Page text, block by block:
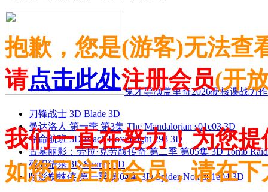
鬼才导演盖里奇2026硬核谍战力
刀锋战士 3D Blade 3D
曼达洛人 第一季 第3集 The Mandalorian s01e03 3D
夺命航班 3D Black Box: Flight 298 3D
古墓丽影：劳拉·克劳馥传奇 第二季 第05集 3D Tomb
残阳猎杀 3D Sunray 3D
暗影蜘蛛侠 第一季 第04集 3D Spider-Noir s01e04 3D
抱歉，您是(游客)无法查
请点击此处注册会员(开
我们一直在努力！为您
如您已注册会员，请在